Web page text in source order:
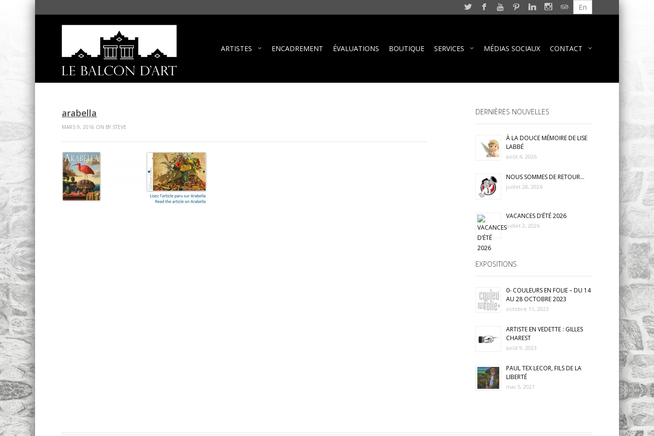
En
ARTISTES ENCADREMENT ÉVALUATIONS BOUTIQUE SERVICES MÉDIAS SOCIAUX CONTACT
arabella
MARS 9, 2016 ON BY STEVE
DERNIÈRES NOUVELLES
À LA DOUCE MÉMOIRE DE LISE
LABBÉ
août 4, 2026
NOUS SOMMES DE RETOUR…
juillet 28, 2026
VACANCES D’ÉTÉ 2026
juillet 2, 2026
EXPOSITIONS
0- COULEURS EN FOLIE – DU 14
AU 28 OCTOBRE 2023
octobre 11, 2023
ARTISTE EN VEDETTE : GILLES
CHAREST
août 9, 2023
PAUL TEX LECOR, FILS DE LA
LIBERTÉ
mai 5, 2021